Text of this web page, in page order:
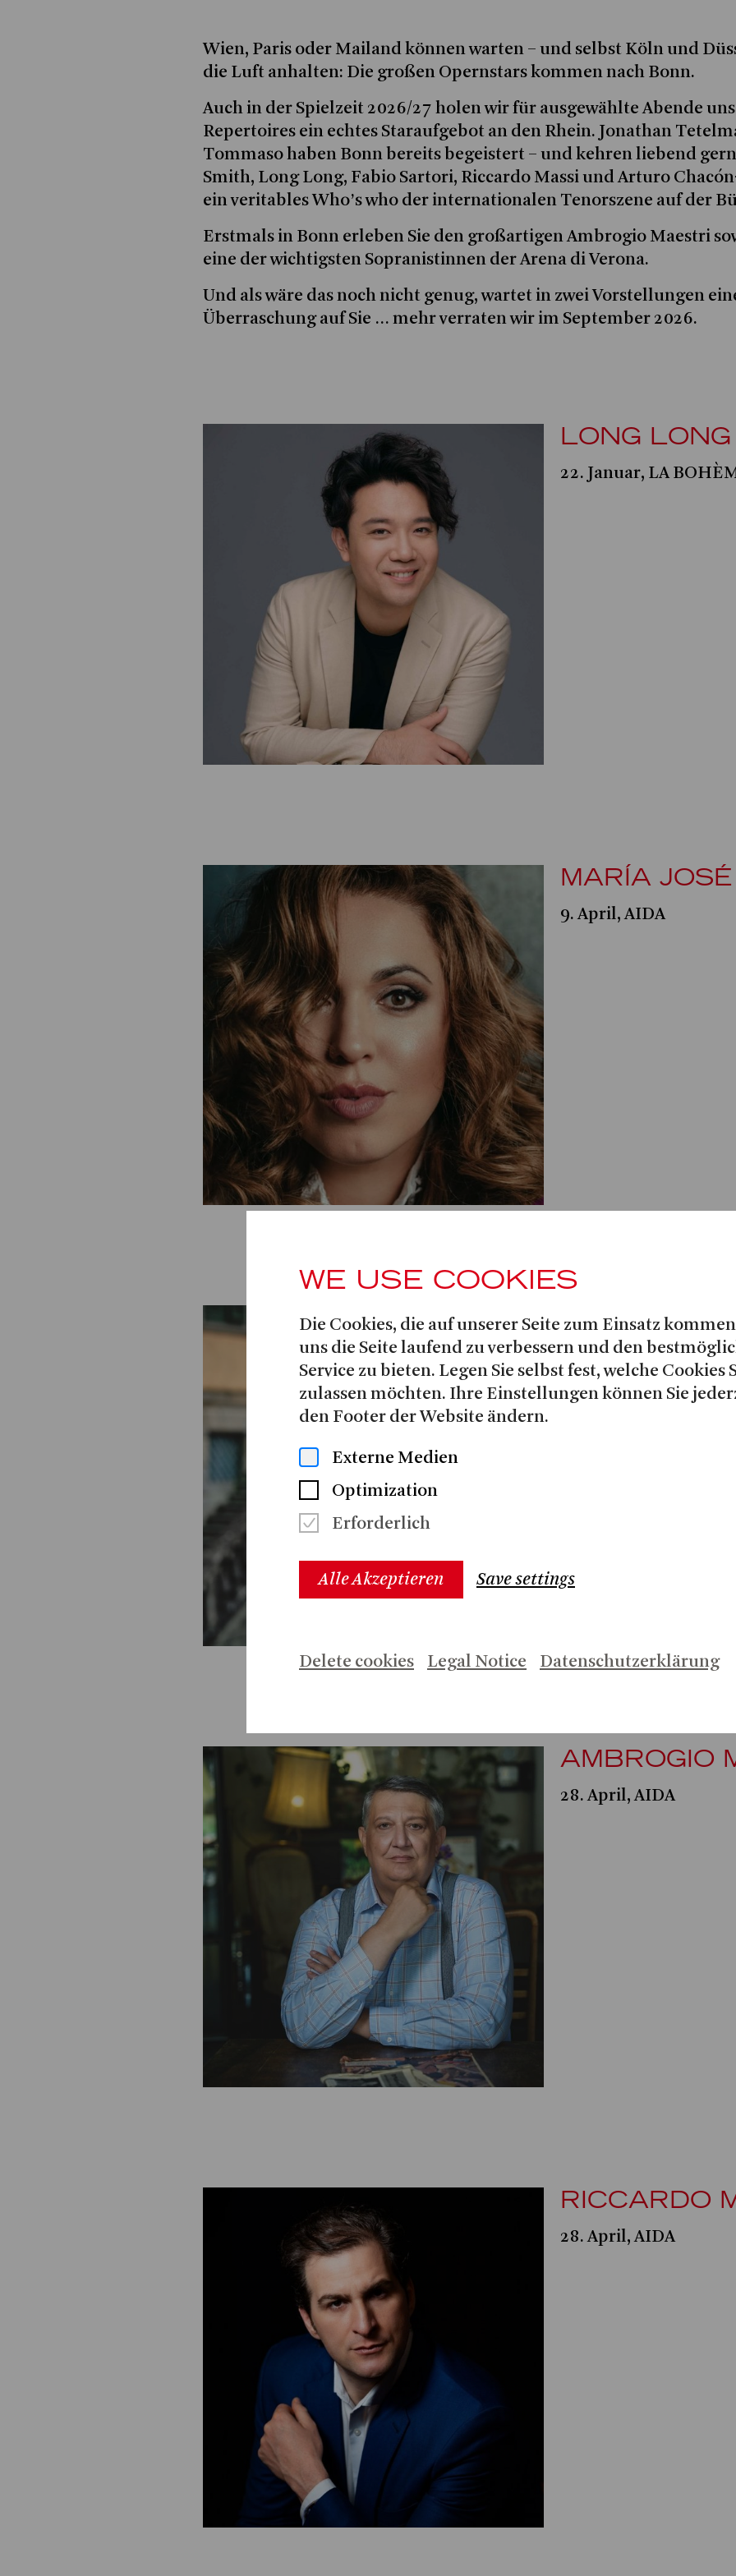
Wien, Paris oder Mailand können warten – und selbst Köln und
die Luft anhalten: Die großen Opernstars kommen nach Bonn.
Auch in der Spielzeit 2026/27 holen wir für ausgewählte Abende
Repertoires ein echtes Staraufgebot an den Rhein. Jonathan
Tommaso haben Bonn bereits begeistert – und kehren liebend
Smith, Long Long, Fabio Sartori, Riccardo Massi und Arturo
ein veritables Who’s who der internationalen Tenorszene auf der
Erstmals in Bonn erleben Sie den großartigen Ambrogio Maestri
eine der wichtigsten Sopranistinnen der Arena di Verona.
Und als wäre das noch nicht genug, wartet in zwei Vorstellungen
Überraschung auf Sie … mehr verraten wir im September 2026.
LONG LONG
22. Januar, LA
MARÍA
9. April, AIDA
JONATHAN
16. April, LA
AMBROGIO
28. April, AIDA
RICCARDO
28. April, AIDA
WE USE COOKIES
Die Cookies, die auf unserer Seite zum Einsatz
uns die Seite laufend zu verbessern und den
Service zu bieten. Legen Sie selbst fest, welche Cookies
zulassen möchten. Ihre Einstellungen können Sie
den Footer der Website ändern.
Externe Medien
Optimization
Erforderlich
Alle Akzeptieren Save settings
Delete cookies Legal Notice Datenschutzerklärung